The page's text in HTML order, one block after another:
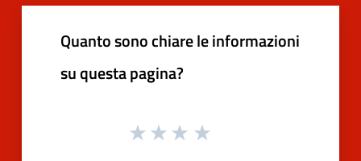
Quanto sono chiare le informazioni
su questa pagina?